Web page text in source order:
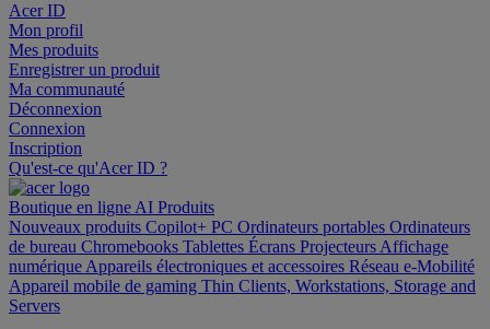
Acer ID
Mon profil
Mes produits
Enregistrer un produit
Ma communauté
Déconnexion
Connexion
Inscription
Qu'est-ce qu'Acer ID ?
Boutique en ligne AI Produits
Nouveaux produits Copilot+ PC Ordinateurs portables Ordinateurs
de bureau Chromebooks Tablettes Écrans Projecteurs Affichage
numérique Appareils électroniques et accessoires Réseau e-Mobilité
Appareil mobile de gaming Thin Clients, Workstations, Storage and
Servers